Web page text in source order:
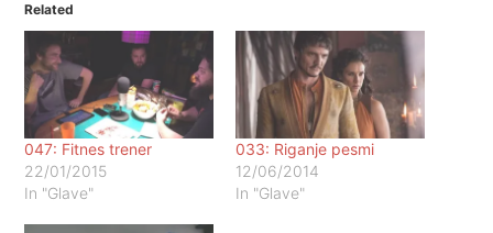
Related
047: Fitnes trener
22/01/2015
In "Glave"
033: Riganje pesmi
12/06/2014
In "Glave"